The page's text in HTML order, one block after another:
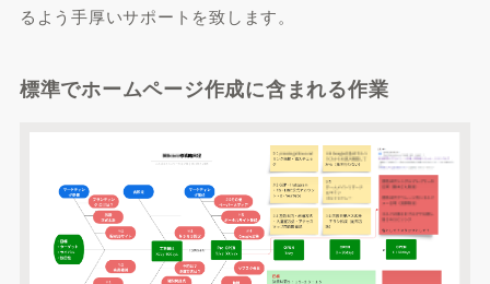
るよう手厚いサポートを致します。
標準でホームページ作成に含まれる作業